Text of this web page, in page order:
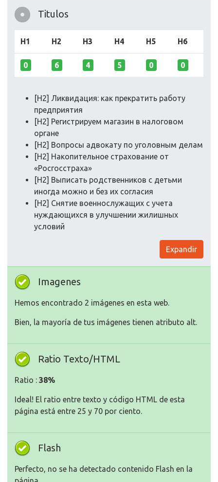
Titulos
H1 H2 H3 H4 H5 H6
0 6 4 5 0 0
[H2] Ликвидация: как прекратить работу
предприятия
[H2] Регистрируем магазин в налоговом
органе
[H2] Вопросы адвокату по уголовным делам
[H2] Накопительное страхование от
«Росгосстраха»
[H2] Выписать родственников с детьми
иногда можно и без их согласия
[H2] Снятие военнослужащих с учета
нуждающихся в улучшении жилишных
условий
Expandir
Imagenes
Hemos encontrado 2 imágenes en esta web.
Bien, la mayoría de tus imágenes tienen atributo alt.
Ratio Texto/HTML
Ratio : 38%
Ideal! El ratio entre texto y código HTML de esta
página está entre 25 y 70 por ciento.
Flash
Perfecto, no se ha detectado contenido Flash en la